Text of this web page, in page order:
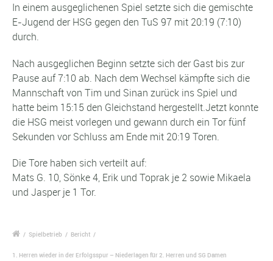
In einem ausgeglichenen Spiel setzte sich die gemischte
E-Jugend der HSG gegen den TuS 97 mit 20:19 (7:10)
durch.
Nach ausgeglichen Beginn setzte sich der Gast bis zur
Pause auf 7:10 ab. Nach dem Wechsel kämpfte sich die
Mannschaft von Tim und Sinan zurück ins Spiel und
hatte beim 15:15 den Gleichstand hergestellt.Jetzt konnte
die HSG meist vorlegen und gewann durch ein Tor fünf
Sekunden vor Schluss am Ende mit 20:19 Toren.
Die Tore haben sich verteilt auf:
Mats G. 10, Sönke 4, Erik und Toprak je 2 sowie Mikaela
und Jasper je 1 Tor.
/ Spielbetrieb / Bericht /
1. Herren wieder in der Erfolgsspur – Niederlagen für 2. Herren und SG Damen